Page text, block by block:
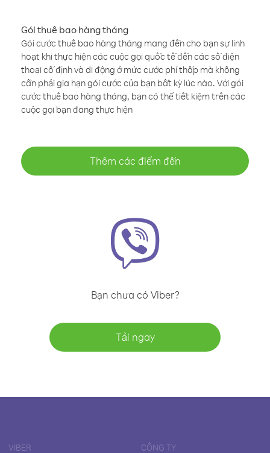
Gói thuê bao hàng tháng
Gói cước thuê bao hàng tháng mang đến cho bạn sự linh
hoạt khi thực hiện các cuộc gọi quốc tế đến các số điện
thoại cố định và di động ở mức cước phí thấp mà không
cần phải gia hạn gói cước của bạn bất kỳ lúc nào. Với gói
cước thuê bao hàng tháng, bạn có thể tiết kiệm trên các
cuộc gọi bạn đang thực hiện
Thêm các điểm đến
Bạn chưa có Viber?
Tải ngay
VIBER CÔNG TY